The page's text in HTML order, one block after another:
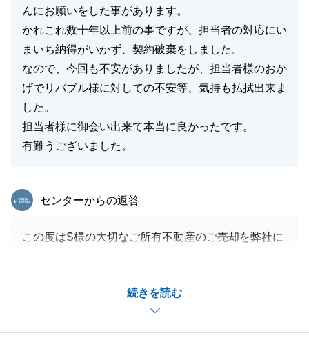
んにお願いをした事があります。
かれこれ数十年以上前の事ですが、担当者の対応にい
まいち納得がいかず、契約破棄をしました。
なので、今回も不安がありましたが、担当者様のおか
げでリバブル様に対しての不安等、気持も払拭出来ま
した。
担当者様に御会い出来て本当に良かったです。
有難うございました。
続きを読む
東急リバブル
センターからの返答
この度はS様の大切なご所有不動産のご売却を弊社に
多くのご協力をいただきましたことでスムーズにご契
約からご決済まで進むことが出来ました。